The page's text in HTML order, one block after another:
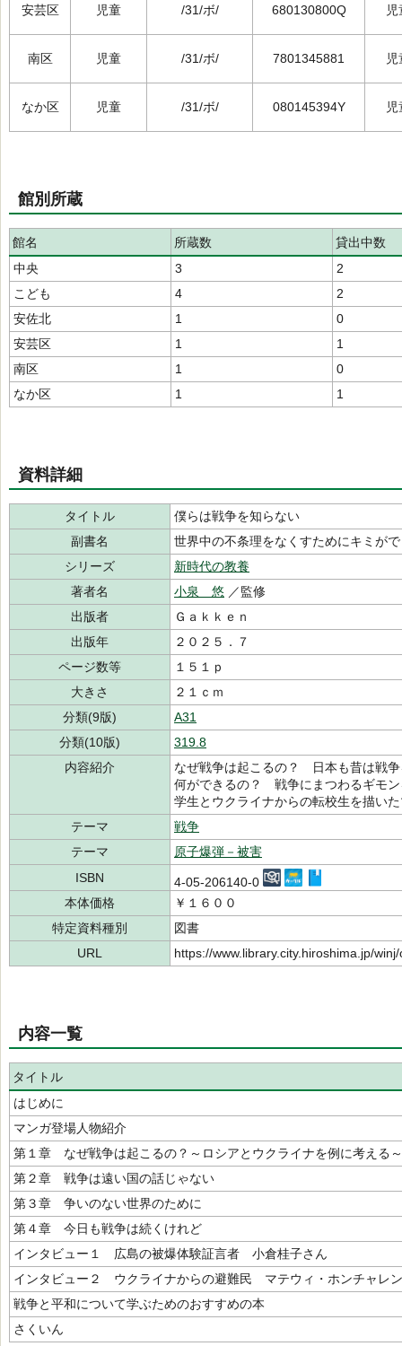
安芸区 児童 /31/ボ/ 680130800Q 児
南区 児童 /31/ボ/ 7801345881 児
なか区 児童 /31/ボ/ 080145394Y 児
館別所蔵
館名 所蔵数
貸出中数
中央
3
2
こども
4
2
安佐北
1
0
安芸区
1
1
南区
1
0
なか区
1 1
資料詳細
タイトル
僕らは戦争を知らない
副書名
世界中の不条理をなくすためにキミが
シリーズ
新時代の教養
著者名
小泉 悠 ／監修
出版者
Ｇａｋｋｅｎ
出版年
２０２５．７
ページ数等
１５１ｐ
大きさ
２１ｃｍ
分類(9版)
A31
分類(10版)
319.8
内容紹介
なぜ戦争は起こるの？ 日本も昔は戦
何ができるの？ 戦争にまつわるギモ
学生とウクライナからの転校生を描い
テーマ
戦争
テーマ
原子爆弾－被害
ISBN
4-05-206140-0
本体価格
￥１６００
特定資料種別
図書
URL
https://www.library.city.hiroshima.jp/
内容一覧
タイトル
はじめに
マンガ登場人物紹介
第１章 なぜ戦争は起こるの？～ロシアとウクライナを例に考える～
第２章 戦争は遠い国の話じゃない
第３章 争いのない世界のために
第４章 今日も戦争は続くけれど
インタビュー１ 広島の被爆体験証言者 小倉桂子さん
インタビュー２ ウクライナからの避難民 マテウィ・ホンチャレ
戦争と平和について学ぶためのおすすめの本
さくいん